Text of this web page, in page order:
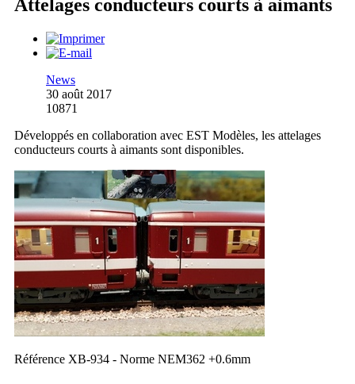
Attelages conducteurs courts à aimants
News
30 août 2017
10871
Développés en collaboration avec EST Modèles, les attelages
conducteurs courts à aimants sont disponibles.
Référence XB-934 - Norme NEM362 +0.6mm